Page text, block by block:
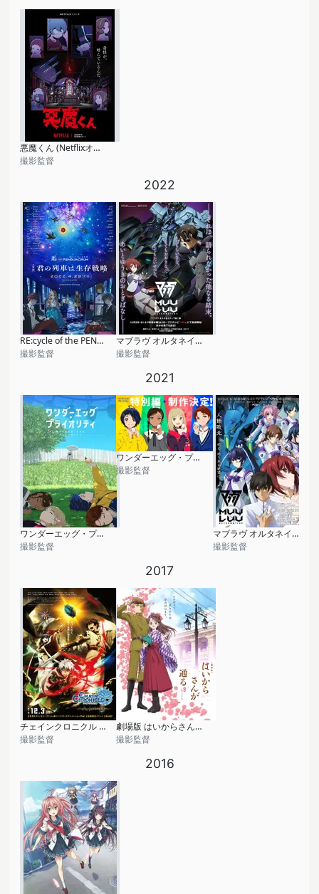
悪魔くん (Netflixオリジナル)
撮影監督
2022
RE:cycle of the PENGUINDRUM［前編］君の列車は生存戦略
撮影監督
マブラヴ オルタネイティヴ 第2期
撮影監督
2021
ワンダーエッグ・プライオリティ
撮影監督
ワンダーエッグ・プライオリティ 特別編 「私のプライオリティ」
撮影監督
マブラヴ オルタネイティヴ
撮影監督
2017
チェインクロニクル ～ヘクセイタスの閃～
撮影監督
劇場版 はいからさんが通る 前編 ～紅緒、花の17歳～
撮影監督
2016